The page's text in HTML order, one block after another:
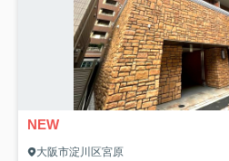
NEW
大阪市淀川区宮原